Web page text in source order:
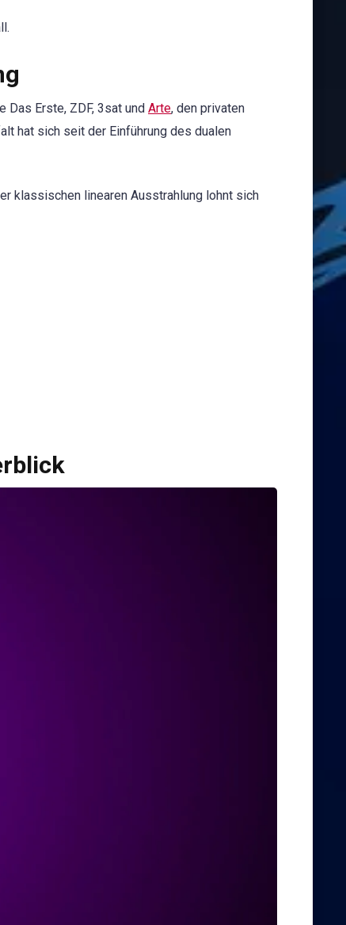
Das Erste, ZDF, 3sat und Arte, den privaten
hat sich seit der Einführung des dualen
klassischen linearen Ausstrahlung lohnt sich